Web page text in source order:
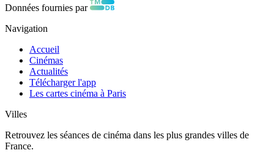
Données fournies par
Navigation
Accueil
Cinémas
Actualités
Télécharger l'app
Les cartes cinéma à Paris
Villes
Retrouvez les séances de cinéma dans les plus grandes villes de
France.